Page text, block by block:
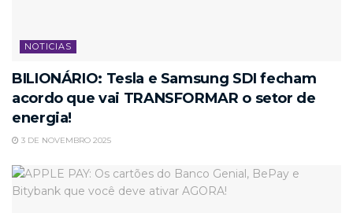
NOTICIAS
BILIONÁRIO: Tesla e Samsung SDI fecham
acordo que vai TRANSFORMAR o setor de
energia!
3 DE NOVEMBRO 2025